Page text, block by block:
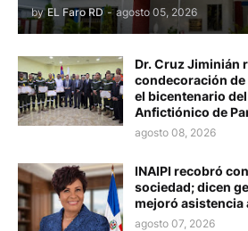
by EL Faro RD - agosto 05, 2026
Dr. Cruz Jiminián
condecoración de
el bicentenario
Anfictiónico de
agosto 08, 2026
INAIPI recobró
sociedad; dicen
mejoró asistencia
agosto 07, 2026